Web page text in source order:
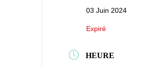
03 Juin 2024
Expiré
HEURE